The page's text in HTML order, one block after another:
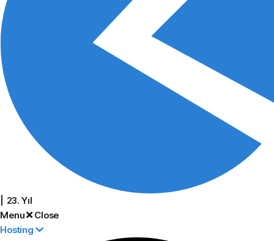
| 23. Yıl
Menu Close
Hosting